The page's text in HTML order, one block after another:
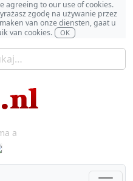
agreeing to our use of cookies.
zgodę na używanie przez
van onze diensten, gaat u
van cookies.
OK
a